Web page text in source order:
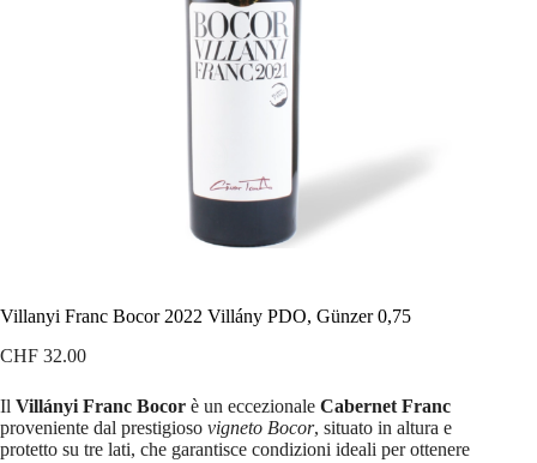
Villanyi Franc Bocor 2022 Villány PDO, Günzer 0,75
CHF 32.00
Il Villányi Franc Bocor è un eccezionale Cabernet Franc
proveniente dal prestigioso vigneto Bocor, situato in altura e
protetto su tre lati, che garantisce condizioni ideali per ottenere